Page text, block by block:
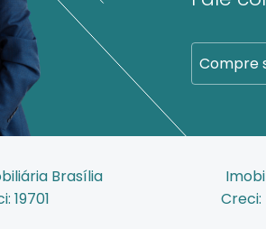
Compre
Brasília
19701
Creci: